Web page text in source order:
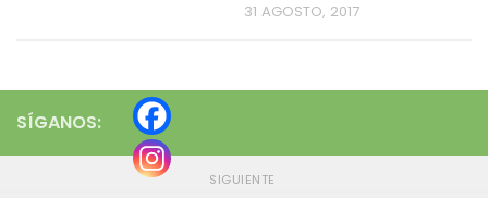
31 AGOSTO, 2017
SÍGANOS:
SIGUIENTE